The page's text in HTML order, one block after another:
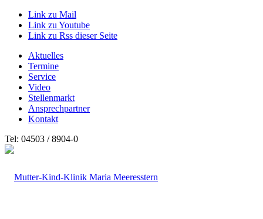
Link zu Mail
Link zu Youtube
Link zu Rss dieser Seite
Aktuelles
Termine
Service
Video
Stellenmarkt
Ansprechpartner
Kontakt
Tel: 04503 / 8904-0